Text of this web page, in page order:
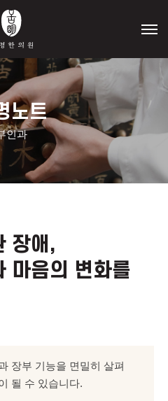
노트
인과
장애,
마음의 변화를
장부 기능을 면밀히 살펴
될 수 있습니다.